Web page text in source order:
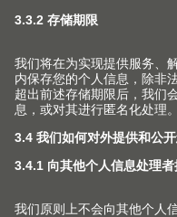
媒体
展厅
V1套装订购手册
查找